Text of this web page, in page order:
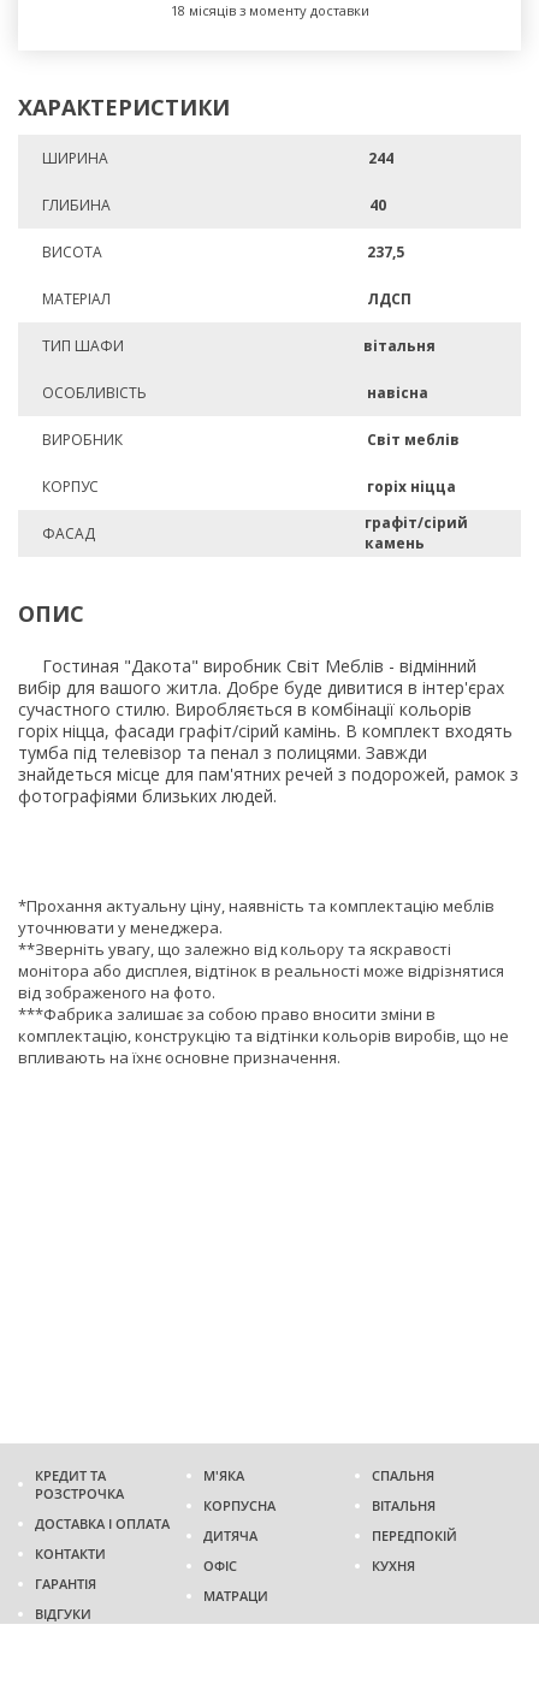
18 місяців з моменту доставки
ХАРАКТЕРИСТИКИ
ШИРИНА 244
ГЛИБИНА 40
ВИСОТА 237,5
МАТЕРІАЛ ЛДСП
ТИП ШАФИ вітальня
ОСОБЛИВІСТЬ навісна
ВИРОБНИК Світ меблів
КОРПУС горіх ніцца
ФАСАД
графіт/сірий
камень
ОПИС
Гостиная "Дакота" виробник Світ Меблів - відмінний
вибір для вашого житла. Добре буде дивитися в інтер'єрах
сучастного стилю. Виробляється в комбінації кольорів
горіх ніцца, фасади графіт/сірий камінь. В комплект входять
тумба під телевізор та пенал з полицями. Завжди
знайдеться місце для пам'ятних речей з подорожей, рамок з
фотографіями близьких людей.
*Прохання актуальну ціну, наявність та комплектацію меблів
уточнювати у менеджера.
**Зверніть увагу, що залежно від кольору та яскравості
монітора або дисплея, відтінок в реальності може відрізнятися
від зображеного на фото.
***Фабрика залишає за собою право вносити зміни в
комплектацію, конструкцію та відтінки кольорів виробів, що не
впливають на їхнє основне призначення.
КРЕДИТ ТА
РОЗСТРОЧКА
ДОСТАВКА І ОПЛАТА
КОНТАКТИ
ГАРАНТІЯ
ВІДГУКИ
М'ЯКА
КОРПУСНА
ДИТЯЧА
ОФІС
МАТРАЦИ
СПАЛЬНЯ
ВІТАЛЬНЯ
ПЕРЕДПОКІЙ
КУХНЯ